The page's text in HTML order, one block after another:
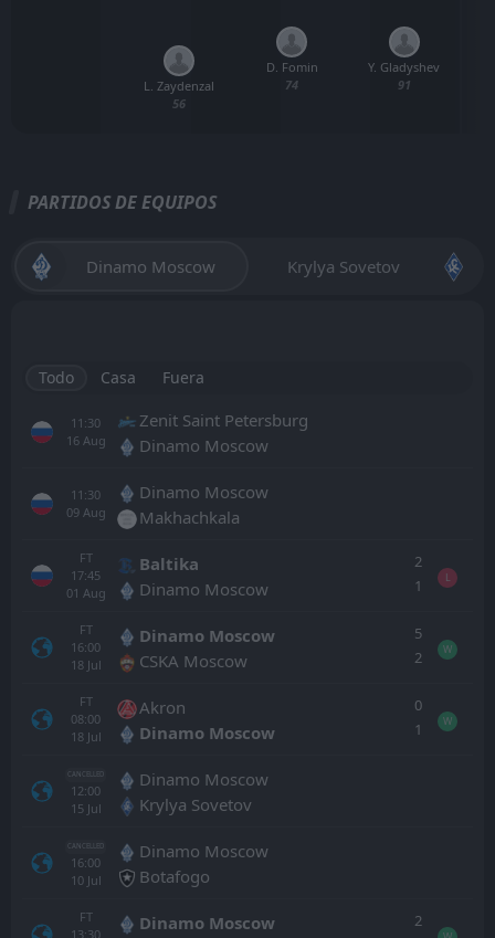
L. Zaydenzal
56
D. Fomin
74
Y. Gladyshev
91
PARTIDOS DE EQUIPOS
Dinamo Moscow Krylya Sovetov
Todo Casa Fuera
11:30
16 Aug
Zenit Saint Petersburg
Dinamo Moscow
11:30
09 Aug
Dinamo Moscow
Makhachkala
FT
17:45
01 Aug
Baltika
Dinamo Moscow
2
1
L
FT
16:00
18 Jul
Dinamo Moscow
CSKA Moscow
5
2
W
FT
08:00
18 Jul
Akron
Dinamo Moscow
0
1
W
CANCELLED
12:00
15 Jul
Dinamo Moscow
Krylya Sovetov
CANCELLED
16:00
10 Jul
Dinamo Moscow
Botafogo
FT
13:30
Dinamo Moscow
2